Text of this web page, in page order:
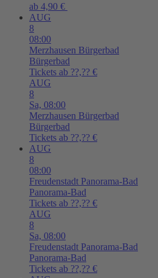
ab 4,90 €
AUG
8
08:00
Merzhausen Bürgerbad
Bürgerbad
Tickets ab ??,?? €
AUG
8
Sa, 08:00
Merzhausen Bürgerbad
Bürgerbad
Tickets ab ??,?? €
AUG
8
08:00
Freudenstadt Panorama-Bad
Panorama-Bad
Tickets ab ??,?? €
AUG
8
Sa, 08:00
Freudenstadt Panorama-Bad
Panorama-Bad
Tickets ab ??,?? €